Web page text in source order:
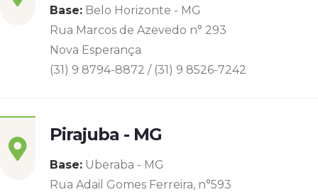
Base: Belo Horizonte - MG
Rua Marcos de Azevedo n° 293
Nova Esperança
(31) 9 8794-8872 / (31) 9 8526-7242
Pirajuba - MG
Base: Uberaba - MG
Rua Adail Gomes Ferreira, n°593